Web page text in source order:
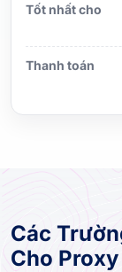
Tốt nhất cho
Thanh toán
Các
Cho